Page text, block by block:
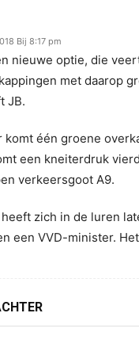
Bij 8:17 pm
nieuwe optie, die
met daarop
JB.
komt één groene
een kneiterdruk
verkeersgoot A9.
zich in de luren
een VVD-minister.